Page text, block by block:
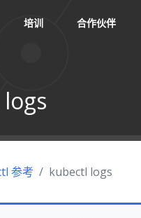
培训 合作伙伴
参考 kubectl logs